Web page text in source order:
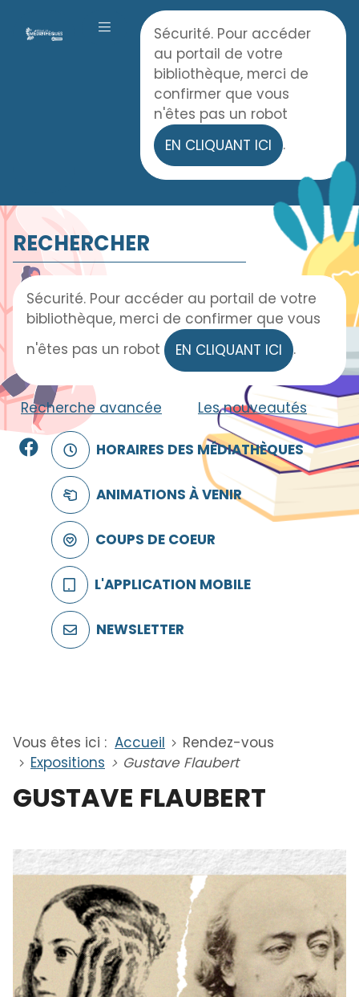
Accueil
OUVRIR LE MENU
Sécurité. Pour accéder
au portail de votre
bibliothèque, merci de
confirmer que vous
n'êtes pas un robot
EN CLIQUANT ICI
.
FacebookHORAIRES DES MÉDIATHÈQUES
ANIMATIONS À VENIR
COUPS DE COEUR
L'APPLICATION MOBILE
NEWSLETTER
RECHERCHER
Sécurité. Pour accéder au portail de votre
bibliothèque, merci de confirmer que vous
n'êtes pas un robot
EN CLIQUANT ICI .
Recherche avancée Les nouveautés
Vous êtes ici : Accueil
Rendez-vous
Expositions
Gustave Flaubert
GUSTAVE FLAUBERT
Panneau de gestion des cookies